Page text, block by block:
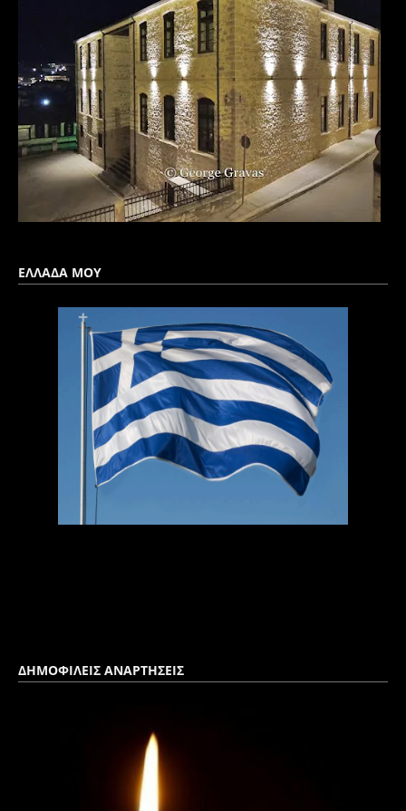
ΕΛΛΑΔΑ ΜΟΥ
ΔΗΜΟΦΙΛΕΙΣ ΑΝΑΡΤΗΣΕΙΣ